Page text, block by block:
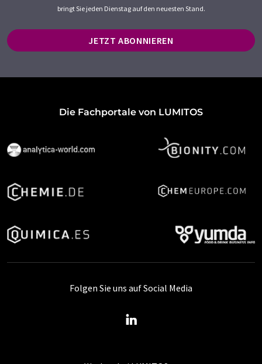
bringt Sie jeden Dienstag auf den neuesten Stand.
JETZT ABONNIEREN
Die Fachportale von LUMITOS
Folgen Sie uns auf Social Media